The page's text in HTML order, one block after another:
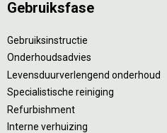
Gebruiksfase
Gebruiksinstructie
Onderhoudsadvies
Levensduurverlengend onderhoud
Specialistische reiniging
Refurbishment
Interne verhuizing